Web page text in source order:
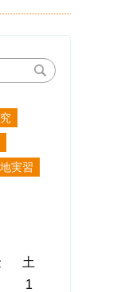
実習
土
1